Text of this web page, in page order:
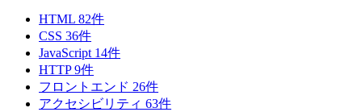
HTML 82件
CSS 36件
JavaScript 14件
HTTP9件
フロントエンド 26件
アクセシビリティ 63件